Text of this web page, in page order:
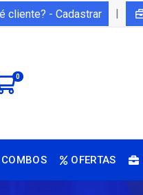
cliente? - Cadastrar |
0
COMBOS OFERTAS